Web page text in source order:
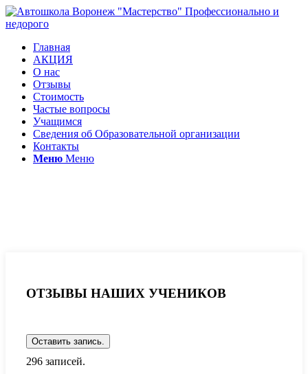
Главная
АКЦИЯ
О нас
Отзывы
Стоимость
Частые вопросы
Учащимся
Сведения об Образовательной организации
Контакты
Меню Меню
ОТЗЫВЫ НАШИХ УЧЕНИКОВ
296 записей.